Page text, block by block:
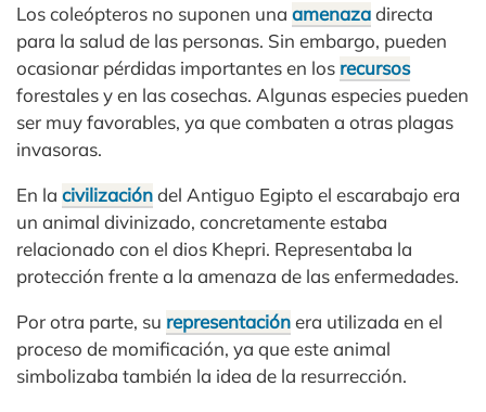
Los coleópteros no suponen una amenazadirecta
para la salud de las personas. Sin embargo, pueden
ocasionar pérdidas importantes en los recursos
forestales y en las cosechas. Algunas especies pueden
ser muy favorables, ya que combaten a otras plagas
invasoras.
En la civilizacióndel Antiguo Egipto el escarabajo era
un animal divinizado, concretamente estaba
relacionado con el dios Khepri. Representaba la
protección frente a la amenaza de las enfermedades.
Por otra parte, su representaciónera utilizada en el
proceso de momificación, ya que este animal
simbolizaba también la idea de la resurrección.